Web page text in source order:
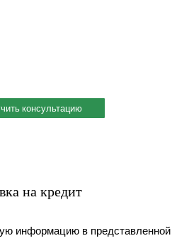
консультацию
на кредит
информацию в представленной